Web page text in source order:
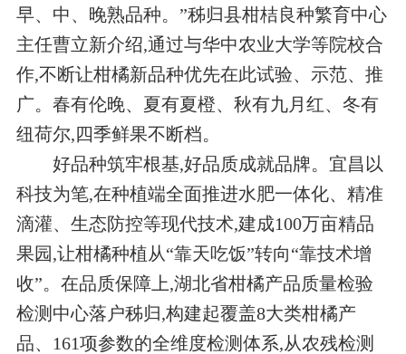
早、中、晚熟品种。”秭归县柑桔良种繁育中心
主任曹立新介绍,通过与华中农业大学等院校合
作,不断让柑橘新品种优先在此试验、示范、推
广。春有伦晚、夏有夏橙、秋有九月红、冬有
纽荷尔,四季鲜果不断档。
好品种筑牢根基,好品质成就品牌。宜昌以
科技为笔,在种植端全面推进水肥一体化、精准
滴灌、生态防控等现代技术,建成100万亩精品
果园,让柑橘种植从“靠天吃饭”转向“靠技术增
收”。在品质保障上,湖北省柑橘产品质量检验
检测中心落户秭归,构建起覆盖8大类柑橘产
品、161项参数的全维度检测体系,从农残检测